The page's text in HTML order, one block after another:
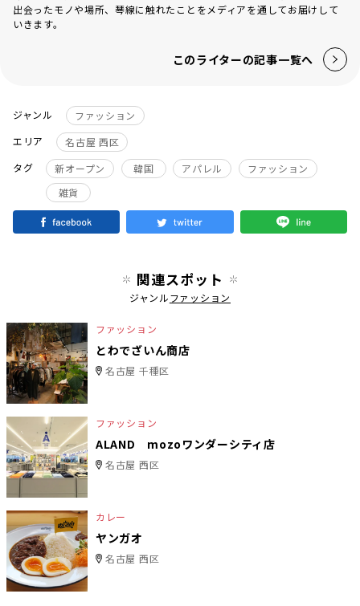
出会ったモノや場所、琴線に触れたことをメディアを通してお届けして
いきます。
このライターの記事一覧へ
ジャンル
ファッション
エリア
名古屋 西区
タグ
新オープン 韓国 アパレル
ファッション
雑貨
関連スポット
ジャンルファッション
ファッション
とわでざいん商店
名古屋 千種区
ファッション
ALAND mozoワンダーシティ店
名古屋 西区
カレー
ヤンガオ
名古屋 西区